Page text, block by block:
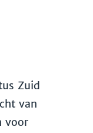
Zuid
van
voor